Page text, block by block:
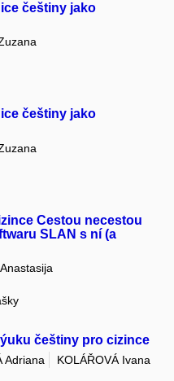
češtiny jako
češtiny jako
Cestou necestou
SLAN s ní (a
češtiny pro cizince
Adriana
KOLÁŘOVÁ Ivana